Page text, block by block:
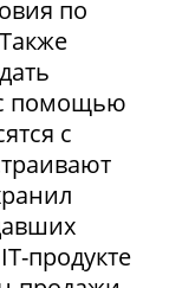
по
помощью
с
продукте